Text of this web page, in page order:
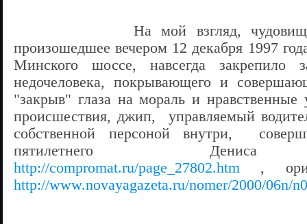
На мой взгляд, чудовищное
произошедшее вечером 12 декабря 1997
Минского шоссе, навсегда закрепило
недочеловека, покрывающего и
"закрыв" глаза на мораль и нравственные
происшествия, джип, управляемый
собственной персоной внутри,
пятилетнего
http://compromat.ru/page_27802.htm ,
http://www.novayagazeta.ru/nomer/2000/06n/